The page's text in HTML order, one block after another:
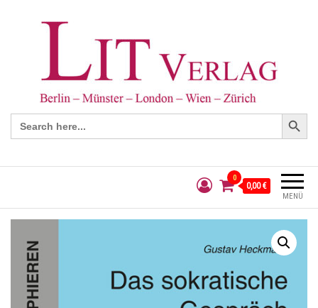
Search
for:
Search Button
MENÜ
0
0,00 €